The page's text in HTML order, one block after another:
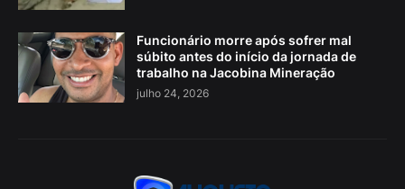
Funcionário morre após sofrer mal
súbito antes do início da jornada de
trabalho na Jacobina Mineração
julho 24, 2026